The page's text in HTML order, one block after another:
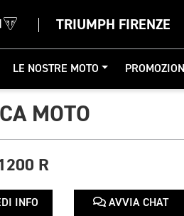
TRIUMPH FIRENZE
LE NOSTRE MOTO PROMOZIONI
MOTO
R
INFO AVVIA CHAT